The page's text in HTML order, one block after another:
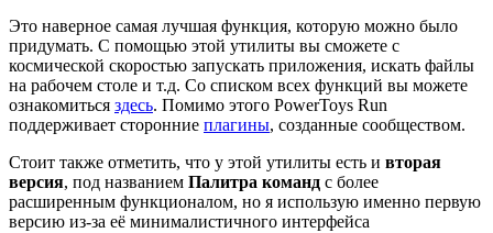
Это наверное самая лучшая функция, которую можно было
придумать. С помощью этой утилиты вы сможете с
космической скоростью запускать приложения, искать файлы
на рабочем столе и т.д. Со списком всех функций вы можете
ознакомиться здесь. Помимо этого PowerToys Run
поддерживает сторонние плагины, созданные сообществом.
Стоит также отметить, что у этой утилиты есть и вторая
версия, под названием Палитра команд c более
расширенным функционалом, но я использую именно первую
версию из-за её минималистичного интерфейса